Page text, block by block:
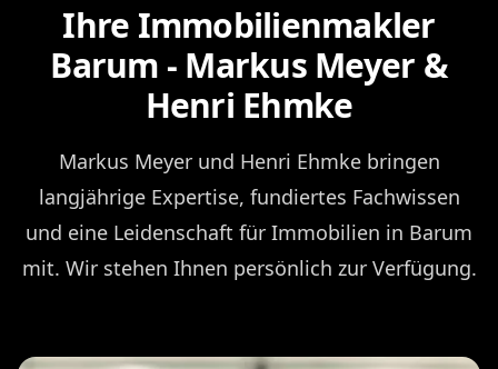
Ihre Immobilienmakler
Barum - Markus Meyer &
Henri Ehmke
Markus Meyer und Henri Ehmke bringen
langjährige Expertise, fundiertes Fachwissen
und eine Leidenschaft für Immobilien in Barum
mit. Wir stehen Ihnen persönlich zur Verfügung.